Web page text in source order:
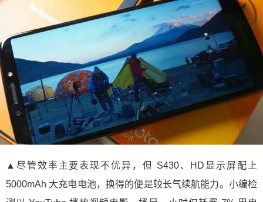
▲尽管效率主要表现不优异，但 S430、HD显示屏配上
5000mAh 大充电电池，换得的便是较长气续航能力。小编检